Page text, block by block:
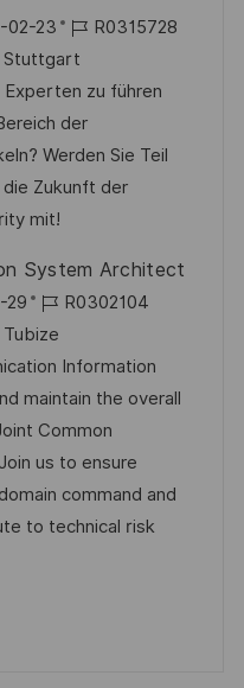
02-23
J
o
b
I
d
R0315728
Stuttgart
Experten zu führen
der
Werden Sie Teil
Zukunft der
mit!
System Architect
29
J
o
b
I
d
R0302104
Tubize
Information
maintain the overall
Common
us to ensure
command and
to technical risk